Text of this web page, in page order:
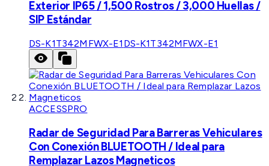
Exterior IP65 / 1,500 Rostros / 3,000 Huellas /
SIP Estándar
DS-K1T342MFWX-E1 DS-K1T342MFWX-E1
ACCESSPRO
Radar de Seguridad Para Barreras Vehiculares
Con Conexión BLUETOOTH / Ideal para
Remplazar Lazos Magneticos